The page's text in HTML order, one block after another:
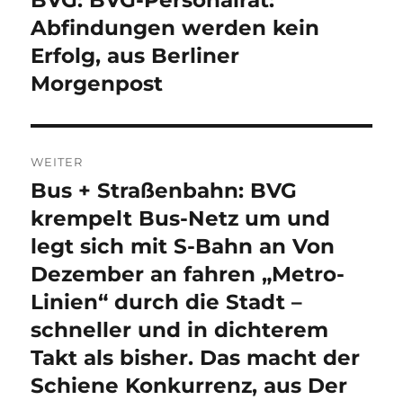
Beitrag:
Abfindungen werden kein
Erfolg, aus Berliner
Morgenpost
WEITER
Nächster
Beitrag:
Bus + Straßenbahn: BVG
krempelt Bus-Netz um und
legt sich mit S-Bahn an Von
Dezember an fahren „Metro-
Linien“ durch die Stadt –
schneller und in dichterem
Takt als bisher. Das macht der
Schiene Konkurrenz, aus Der